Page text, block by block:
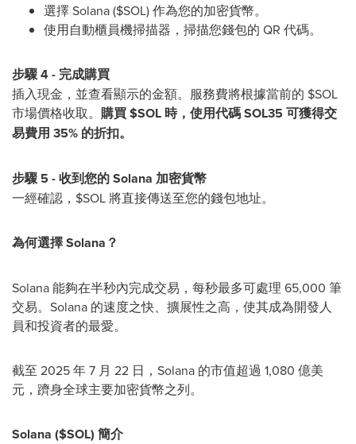
選擇 Solana ($SOL) 作為您的加密貨幣。
使用自動櫃員機掃描器，掃描您錢包的 QR 代碼。
步驟 4 - 完成購買
插入現金，並查看顯示的金額。服務費將根據當前的 $SOL
市場價格收取。 購買 $SOL 時，使用代碼SOL35 可獲得交
易費用 35% 的折扣。
步驟 5 - 收到您的 Solana 加密貨幣
一經確認，$SOL 將直接傳送至您的錢包地址。
為何選擇 Solana？
Solana 能夠在半秒內完成交易，每秒最多可處理 65,000 筆
交易。Solana 的速度之快、擴展性之高，使其成為開發人
員和投資者的最愛。
截至 2025 年 7 月 22 日，Solana 的市值超過 1,080 億美
元，躋身全球主要加密貨幣之列。
Solana ($SOL) 簡介